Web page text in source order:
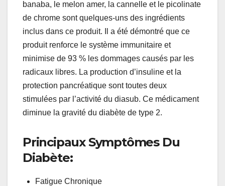
banaba, le melon amer, la cannelle et le picolinate
de chrome sont quelques-uns des ingrédients
inclus dans ce produit. Il a été démontré que ce
produit renforce le système immunitaire et
minimise de 93 % les dommages causés par les
radicaux libres. La production d’insuline et la
protection pancréatique sont toutes deux
stimulées par l’activité du diasub. Ce médicament
diminue la gravité du diabète de type 2.
Principaux Symptômes Du
Diabète:
Fatigue Chronique